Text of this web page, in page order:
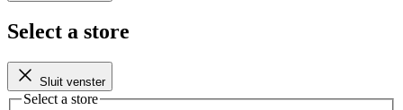
Select a store
Sluit venster
Select a store